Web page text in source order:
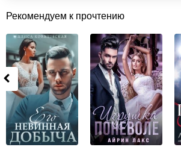
Рекомендуем к прочтению